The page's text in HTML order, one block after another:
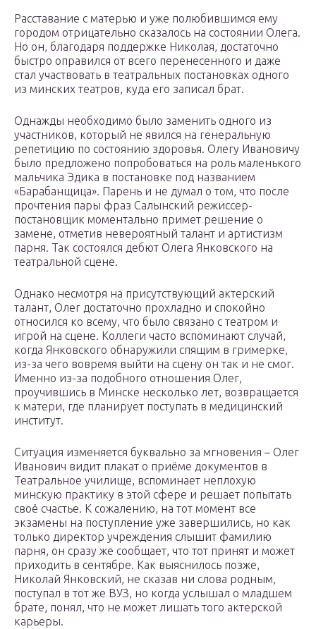
Расставание с матерью и уже полюбившимся ему
городом отрицательно сказалось на состоянии Олега.
Но он, благодаря поддержке Николая, достаточно
быстро оправился от всего перенесенного и даже
стал участвовать в театральных постановках одного
из минских театров, куда его записал брат.
Однажды необходимо было заменить одного из
участников, который не явился на генеральную
репетицию по состоянию здоровья. Олегу Ивановичу
было предложено попробоваться на роль маленького
мальчика Эдика в постановке под названием
«Барабанщица». Парень и не думал о том, что после
прочтения пары фраз Салынский режиссер-
постановщик моментально примет решение о
замене, отметив невероятный талант и артистизм
парня. Так состоялся дебют Олега Янковского на
театральной сцене.
Однако несмотря на присутствующий актерский
талант, Олег достаточно прохладно и спокойно
относился ко всему, что было связано с театром и
игрой на сцене. Коллеги часто вспоминают случай,
когда Янковского обнаружили спящим в гримерке,
из-за чего вовремя выйти на сцену он так и не смог.
Именно из-за подобного отношения Олег,
проучившись в Минске несколько лет, возвращается
к матери, где планирует поступать в медицинский
институт.
Ситуация изменяется буквально за мгновения – Олег
Иванович видит плакат о приёме документов в
Театральное училище, вспоминает неплохую
минскую практику в этой сфере и решает попытать
своё счастье. К сожалению, на тот момент все
экзамены на поступление уже завершились, но как
только директор учреждения слышит фамилию
парня, он сразу же сообщает, что тот принят и может
приходить в сентябре. Как выяснилось позже,
Николай Янковский, не сказав ни слова родным,
поступал в тот же ВУЗ, но когда услышал о младшем
брате, понял, что не может лишать того актерской
карьеры.